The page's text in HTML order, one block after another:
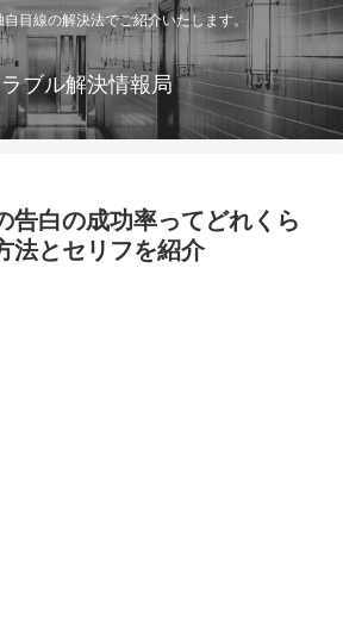
目線の解決法でご紹介いたします。
ブル解決情報局
告白の成功率ってどれくら
法とセリフを紹介